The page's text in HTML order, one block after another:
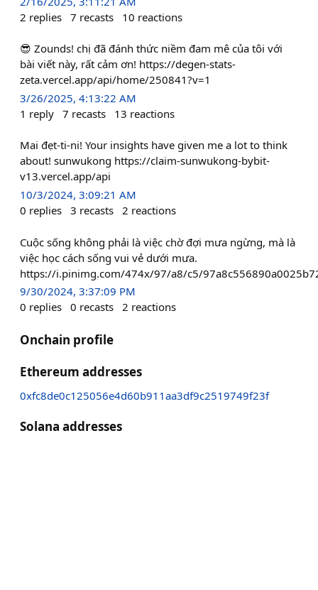
2 replies 7 recasts 10 reactions
😎 Zounds! chị đã đánh thức niềm đam mê của tôi với
bài viết này, rất cảm ơn! https://degen-stats-
zeta.vercel.app/api/home/250841?v=1
3/26/2025, 4:13:22 AM
1 reply 7 recasts 13 reactions
Mai đẹt-ti-ni! Your insights have given me a lot to think
about! sunwukong https://claim-sunwukong-bybit-
v13.vercel.app/api
10/3/2024, 3:09:21 AM
0 replies 3 recasts 2 reactions
Cuộc sống không phải là việc chờ đợi mưa ngừng, mà là
việc học cách sống vui vẻ dưới mưa.
https://i.pinimg.com/474x/97/a8/c5/
9/30/2024, 3:37:09 PM
0 replies 0 recasts 2 reactions
Onchain profile
Ethereum addresses
0xfc8de0c125056e4d60b911aa3df9c2519749f23f
Solana addresses